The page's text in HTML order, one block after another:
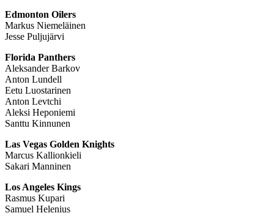
Edmonton Oilers
Markus Niemeläinen
Jesse Puljujärvi
Florida Panthers
Aleksander Barkov
Anton Lundell
Eetu Luostarinen
Anton Levtchi
Aleksi Heponiemi
Santtu Kinnunen
Las Vegas Golden Knights
Marcus Kallionkieli
Sakari Manninen
Los Angeles Kings
Rasmus Kupari
Samuel Helenius